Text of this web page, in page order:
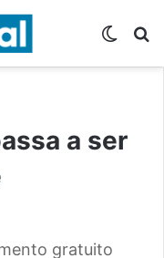
a ser
gratuito